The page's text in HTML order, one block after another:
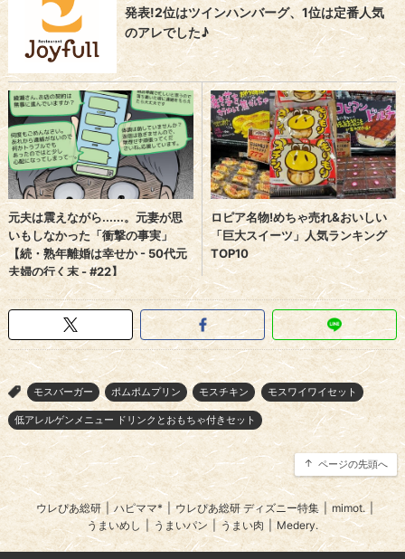
> モスバーガー ポムポムプリン モスチキン モスワイワイセット
低アレルゲンメニュー ドリンクとおもちゃ付きセット
ページの先頭へ
ウレぴあ総研 ハピママ* | ウレぴあ総研 ディズニー特集 mimot. |
うまいめし
| うまいパン うまい肉 Medery.